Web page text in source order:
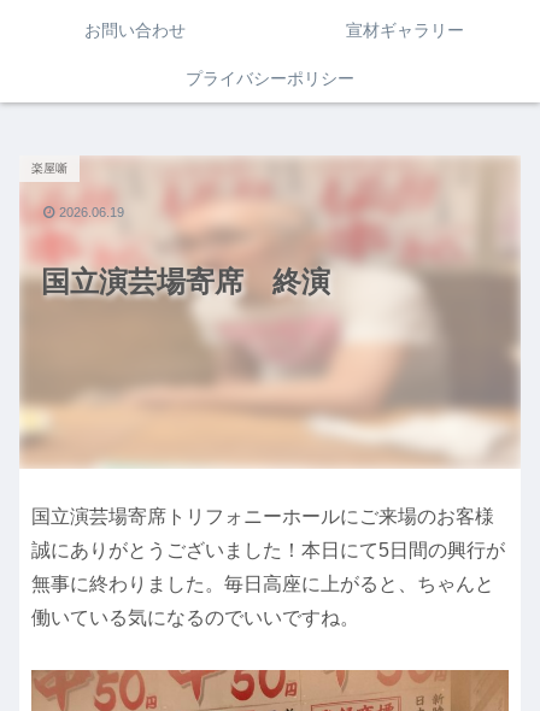
お問い合わせ 宣材ギャラリー
プライバシーポリシー
国立演芸場寄席 終演
楽屋噺
2026.06.19
国立演芸場寄席トリフォニーホールにご来場のお客様
誠にありがとうございました！本日にて5日間の興行が
無事に終わりました。毎日高座に上がると、ちゃんと
働いている気になるのでいいですね。